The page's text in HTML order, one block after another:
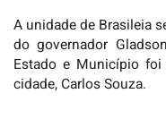
A unidade de Brasileia
do governador
Estado e Município
cidade, Carlos Souza.